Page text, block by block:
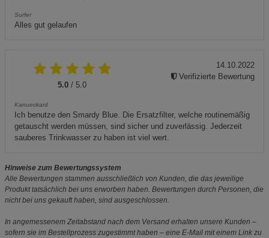
Surfer
Alles gut gelaufen
5.0 / 5.0
Kanueckard
Ich benutze den Smardy Blue. Die Ersatzfilter, welche routinemäßig
getauscht werden müssen, sind sicher und zuverlässig. Jederzeit
sauberes Trinkwasser zu haben ist viel wert.
14.10.2022
Verifizierte Bewertung
Hinweise zum Bewertungssystem
Alle Bewertungen stammen ausschließlich von Kunden, die das jeweilige
Produkt tatsächlich bei uns erworben haben. Bewertungen durch Personen, die
nicht bei uns gekauft haben, sind ausgeschlossen.
In angemessenem Zeitabstand nach dem Versand erhalten unsere Kunden –
sofern sie im Bestellprozess zugestimmt haben – eine E-Mail mit einem Link zu